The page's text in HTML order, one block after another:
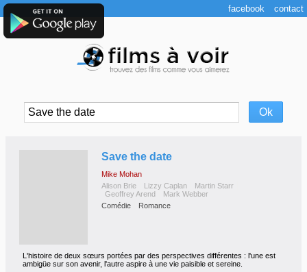
Save the date
Mike Mohan
Alison Brie
Lizzy Caplan
Martin Starr
Geoffrey Arend
Mark Webber
Comédie
Romance
L'histoire de deux sœurs portées par des perspectives différentes : l'une est
ambigüe sur son avenir, l'autre aspire à une vie paisible et sereine.
facebook contact